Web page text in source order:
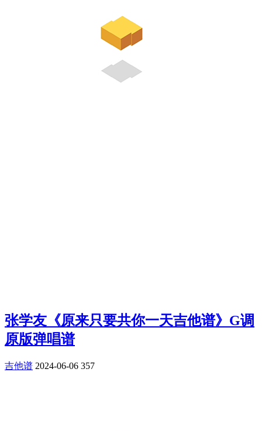
张学友《原来只要共你一天吉他谱》G调
原版弹唱谱
吉他谱 2024-06-06 357